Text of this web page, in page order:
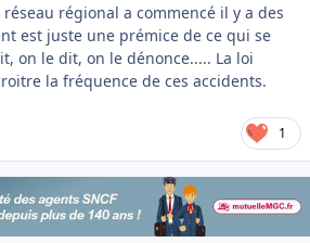
régional a commencé il y a des
est juste une prémice de ce qui se
on le dit, on le dénonce..... La loi
la fréquence de ces accidents.
1